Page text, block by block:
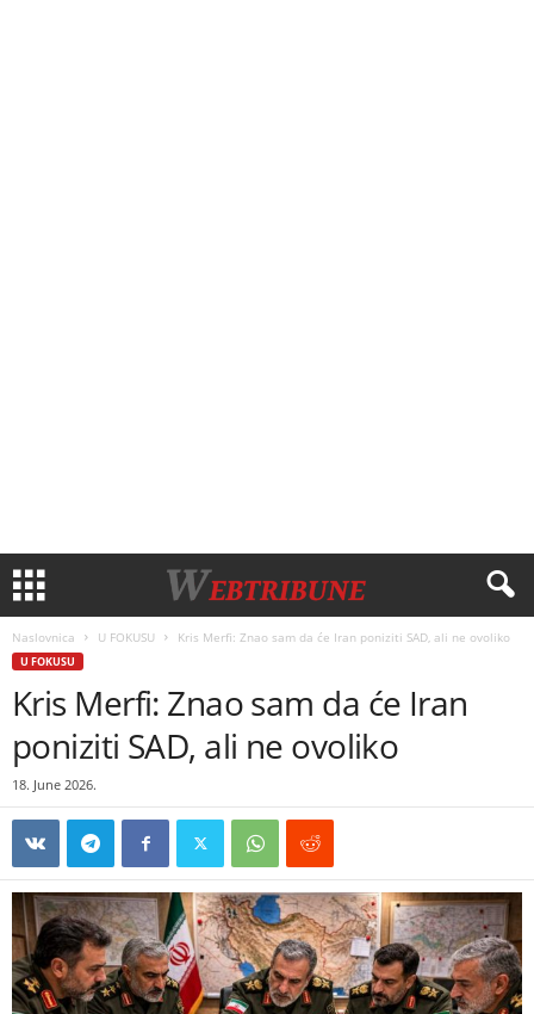
Naslovnica U FOKUSU Kris Merfi: Znao sam da će Iran poniziti SAD, ali ne ovoliko
U FOKUSU
Kris Merfi: Znao sam da će Iran
poniziti SAD, ali ne ovoliko
18. June 2026.